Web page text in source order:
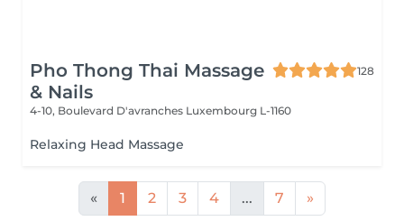
Pho Thong Thai Massage
& Nails
128
4-10, Boulevard D'avranches Luxembourg L-1160
Relaxing Head Massage
« 1 2 3 4 ... 7 »